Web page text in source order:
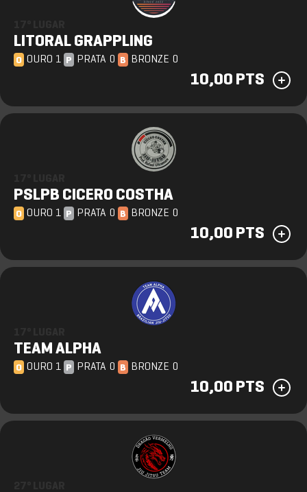
LITORAL GRAPPLING
O OURO 1 P PRATA 0 B BRONZE 0
10,00 PTS
PSLPB CICERO COSTHA
O OURO 1 P PRATA 0 B BRONZE 0
10,00 PTS
TEAM ALPHA
O OURO 1 P PRATA 0 B BRONZE 0
10,00 PTS